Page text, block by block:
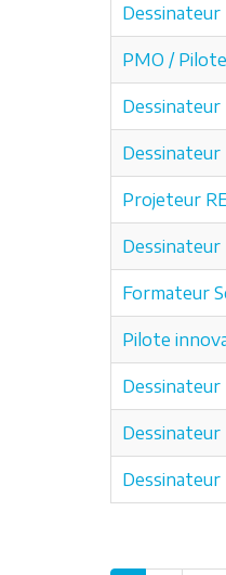
PMO /
Projeteur
Formateur
Pilote
Dessinateur